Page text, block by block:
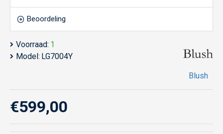
Beoordeling
Voorraad: 1
Model: LG7004Y
Blush
€599,00